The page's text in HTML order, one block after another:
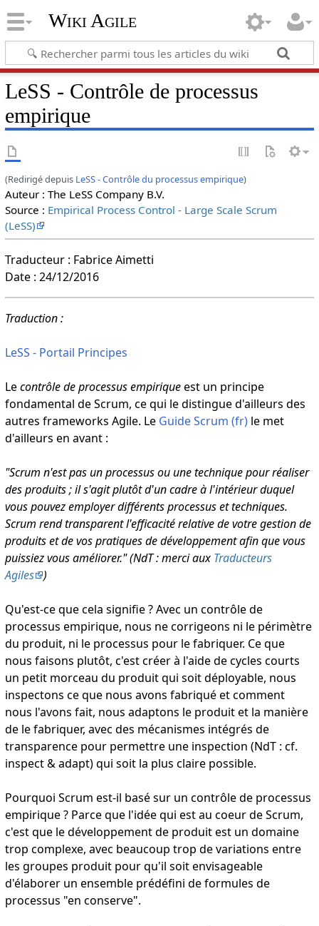
Wiki Agile
LeSS - Contrôle de processus
empirique
(Redirigé depuis LeSS - Contrôle du processus empirique)
Auteur : The LeSS Company B.V.
Source : Empirical Process Control - Large Scale Scrum
(LeSS)
Traducteur : Fabrice Aimetti
Date : 24/12/2016
Traduction :
LeSS - Portail Principes
Lecontrôle de processus empiriqueest un principe
fondamental de Scrum, ce qui le distingue d'ailleurs des
autres frameworks Agile. Le Guide Scrum (fr)le met
d'ailleurs en avant :
"Scrum n'est pas un processus ou une technique pour réaliser
des produits ; il s'agit plutôt d'un cadre à l'intérieur duquel
vous pouvez employer différents processus et techniques.
Scrum rend transparent l'efficacité relative de votre gestion de
produits et de vos pratiques de développement afin que vous
puissiez vous améliorer." (NdT : merci aux Traducteurs
Agiles )
Qu'est-ce que cela signifie ? Avec un contrôle de
processus empirique, nous ne corrigeons ni le périmètre
du produit, ni le processus pour le fabriquer. Ce que
nous faisons plutôt, c'est créer à l'aide de cycles courts
un petit morceau du produit qui soit déployable, nous
inspectons ce que nous avons fabriqué et comment
nous l'avons fait, nous adaptons le produit et la manière
de le fabriquer, avec des mécanismes intégrés de
transparence pour permettre une inspection (NdT : cf.
inspect & adapt) qui soit la plus claire possible.
Pourquoi Scrum est-il basé sur un contrôle de processus
empirique ? Parce que l'idée qui est au coeur de Scrum,
c'est que le développement de produit est un domaine
trop complexe, avec beaucoup trop de variations entre
les groupes produit pour qu'il soit envisageable
d'élaborer un ensemble prédéfini de formules de
processus "en conserve".